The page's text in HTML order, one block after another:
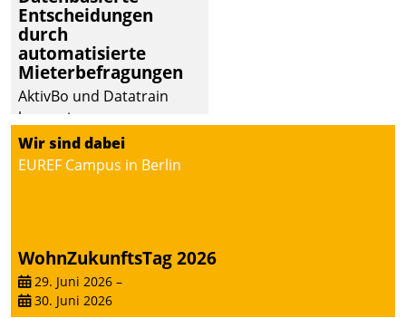
deutscher
Wohnungsunternehmen
– und beschleunigt damit
den Weg vom
Mieteranliegen zum
Dienstleisterauftrag.
Entscheidungen
durch
automatisierte
Mieterbefragungen
AktivBo und Datatrain
kooperieren –
Immobilienunternehmen
profitieren: Die nahtlose
automatisiert ausgelöste,
zielgerichtete
Mieterbefragungen – eine
starke Grundlage für
Wir sind dabei
EUREF Campus in Berlin
WohnZukunftsTag 2026
29. Juni 2026 –
30. Juni 2026